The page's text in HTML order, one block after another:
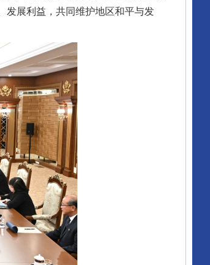
发展利益，共同维护地区和平与发